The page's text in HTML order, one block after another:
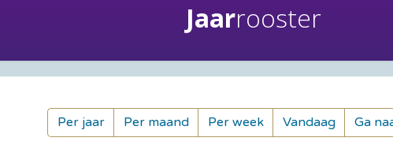
Jaarrooster
Per jaar Per maand Per week Vandaag Ga